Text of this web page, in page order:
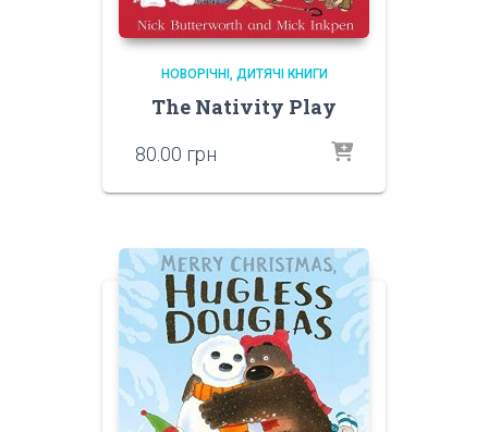
НОВОРІЧНІ ДИТЯЧІ КНИГИ
The Nativity Play
80.00 грн